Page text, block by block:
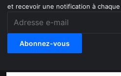
et recevoir une notification à
Abonnez-vous